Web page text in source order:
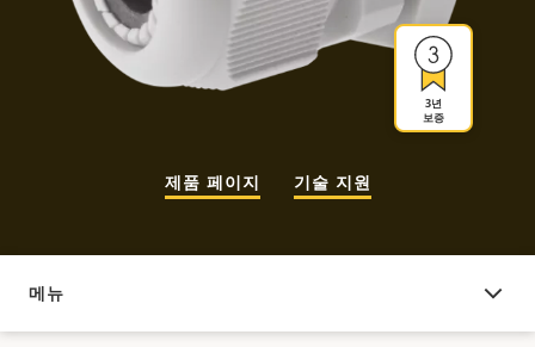
3년
보증
제품 페이지 기술 지원
메뉴
호환 제품